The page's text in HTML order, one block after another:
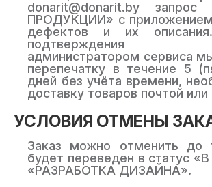
donarit@donarit.by
ПРОДУКЦИИ» с
дефектов и их
подтверждения
администратором сервиса
перепечатку в течение 5
дней без учёта времени,
доставку товаров почтой
УСЛОВИЯ ОТМЕНЫ
Заказ можно отменить до
будет переведен в статус
«РАЗРАБОТКА ДИЗАЙНА».